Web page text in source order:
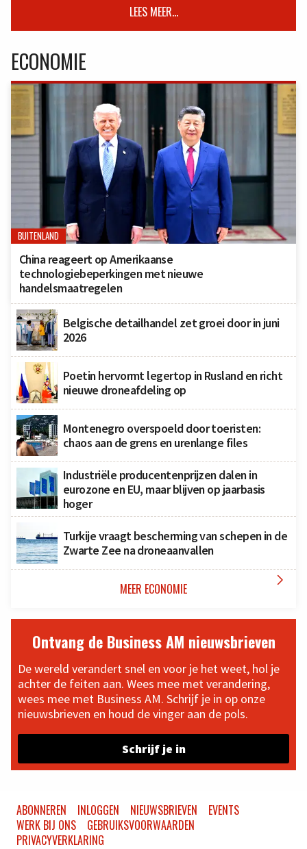
LEES MEER...
ECONOMIE
BUITENLAND
China reageert op Amerikaanse
technologiebeperkingen met nieuwe
handelsmaatregelen
Belgische detailhandel zet groei door in juni
2026
Poetin hervormt legertop in Rusland en richt
nieuwe droneafdeling op
Montenegro overspoeld door toeristen:
chaos aan de grens en urenlange files
Industriële producentenprijzen dalen in
eurozone en EU, maar blijven op jaarbasis
hoger
Turkije vraagt bescherming van schepen in de
Zwarte Zee na droneaanvallen
MEER ECONOMIE 
Ontvang de Business AM nieuwsbrieven
De wereld verandert snel en voor je het weet, hol je
achter de feiten aan. Wees mee met verandering,
wees mee met Business AM. Schrijf je in op onze
nieuwsbrieven en houd de vinger aan de pols.
Schrijf je in
ABONNEREN INLOGGEN NIEUWSBRIEVEN
EVENTS
WERK BIJ ONS
GEBRUIKSVOORWAARDEN
PRIVACYVERKLARING